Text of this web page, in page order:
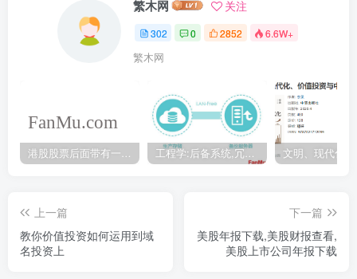
繁木网 关注
302 0 2852 6.6W+
繁木网
港股股票后面带有一个B是什么意思？股票名字带-W,-R,-S呢 工程学:后备系统,冗余备份系统,冗余设计系统-芒格多学科思维模型
上一篇
教你价值投资如何运用到域
名投资上
下一篇
美股年报下载,美股财报查看,
美股上市公司年报下载